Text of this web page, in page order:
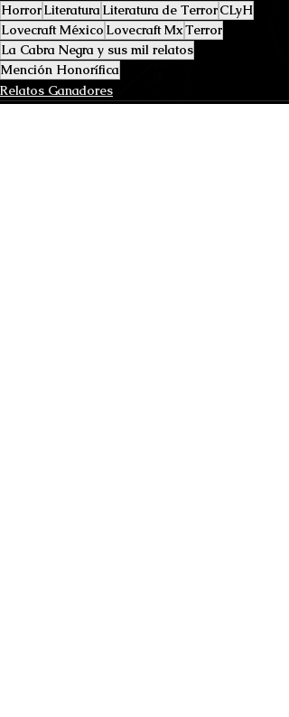
HorrorLiteraturaLiteratura de TerrorCLyH
Lovecraft México Lovecraft MxTerror
La Cabra Negra y sus mil relatos
Mención Honorífica
Relatos Ganadores